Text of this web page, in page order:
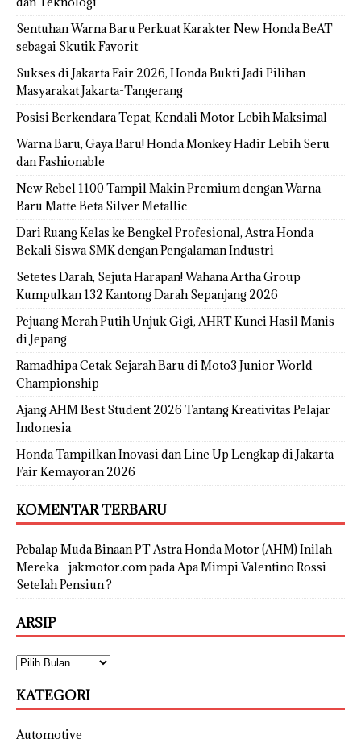
Sentuhan Warna Baru Perkuat Karakter New Honda BeAT
sebagai Skutik Favorit
Sukses di Jakarta Fair 2026, Honda Bukti Jadi Pilihan
Masyarakat Jakarta-Tangerang
Posisi Berkendara Tepat, Kendali Motor Lebih Maksimal
Warna Baru, Gaya Baru! Honda Monkey Hadir Lebih Seru
dan Fashionable
New Rebel 1100 Tampil Makin Premium dengan Warna
Baru Matte Beta Silver Metallic
Dari Ruang Kelas ke Bengkel Profesional, Astra Honda
Bekali Siswa SMK dengan Pengalaman Industri
Setetes Darah, Sejuta Harapan! Wahana Artha Group
Kumpulkan 132 Kantong Darah Sepanjang 2026
Pejuang Merah Putih Unjuk Gigi, AHRT Kunci Hasil Manis
di Jepang
Ramadhipa Cetak Sejarah Baru di Moto3 Junior World
Championship
Ajang AHM Best Student 2026 Tantang Kreativitas Pelajar
Indonesia
Honda Tampilkan Inovasi dan Line Up Lengkap di Jakarta
Fair Kemayoran 2026
KOMENTAR TERBARU
Pebalap Muda Binaan PT Astra Honda Motor (AHM) Inilah
Mereka - jakmotor.compada Apa Mimpi Valentino Rossi
Setelah Pensiun ?
ARSIP
KATEGORI
Automotive